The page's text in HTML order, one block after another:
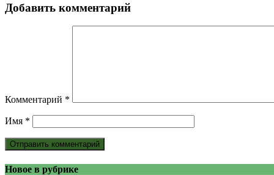
Добавить комментарий
Комментарий *
Имя *
Новое в рубрике